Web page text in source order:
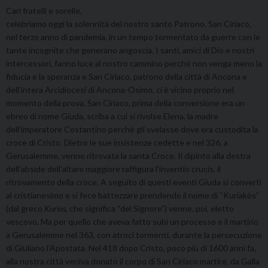
Cari fratelli e sorelle,
celebriamo oggi la solennità del nostro santo Patrono, San Ciriaco,
nel terzo anno di pandemia, in un tempo tormentato da guerre con le
tante incognite che generano angoscia. I santi, amici di Dio e nostri
intercessori, fanno luce al nostro cammino perché non venga meno la
fiducia e la speranza e San Ciriaco, patrono della città di Ancona e
dell’intera Arcidiocesi di Ancona-Osimo, ci è vicino proprio nel
momento della prova. San Ciriaco, prima della conversione era un
ebreo di nome Giuda, scriba a cui si rivolse Elena, la madre
dell’imperatore Costantino perché gli svelasse dove era custodita la
croce di Cristo. Dietro le sue insistenze cedette e nel 326, a
Gerusalemme, venne ritrovata la santa Croce. Il dipinto alla destra
dell’abside dell’altare maggiore raffigura l’inventio crucis, il
ritrovamento della croce. A seguito di questi eventi Giuda si convertì
al cristianesimo e si fece battezzare prendendo il nome di “Kuriakòs”
(dal greco Kurios, che significa “del Signore”) venne, poi, eletto
vescovo. Ma per quello che aveva fatto subì un processo e il martirio
a Gerusalemme nel 363, con atroci tormenti, durante la persecuzione
di Giuliano l’Apostata. Nel 418 dopo Cristo, poco più di 1600 anni fa,
alla nostra città veniva donato il corpo di San Ciriaco martire, da Galla